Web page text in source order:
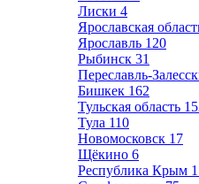
Лиски 4
Ярославская
Ярославль 120
Рыбинск 31
Переславль-
Бишкек 162
Тульская область
Тула 110
Новомосковск 17
Щёкино 6
Республика Крым